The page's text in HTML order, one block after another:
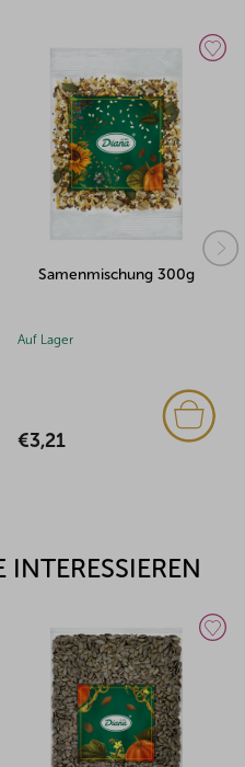
Samenmischung 300g
Auf Lager
€3,21